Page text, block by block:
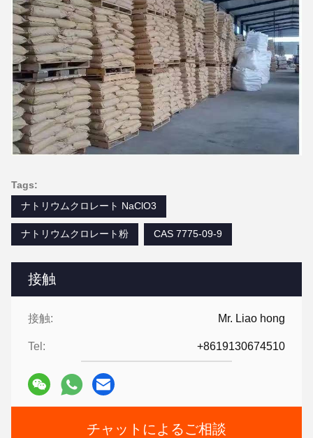
接触
接触: Mr. Liao hong
Tel: +8619130674510
チャットによるご相談
Tags:
ナトリウムクロレート NaClO3
ナトリウムクロレート粉 CAS 7775-09-9